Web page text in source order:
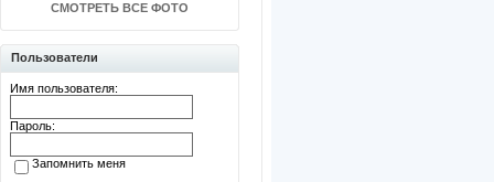
СМОТРЕТЬ ВСЕ ФОТО
Пользователи
Имя пользователя:
Пароль:
Запомнить меня